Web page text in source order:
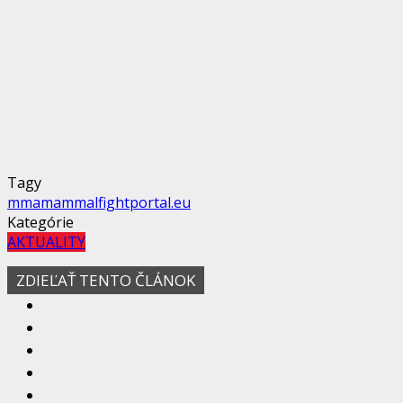
Tagy
mmamammalfightportal.eu
Kategórie
AKTUALITY
ZDIEĽAŤ TENTO ČLÁNOK